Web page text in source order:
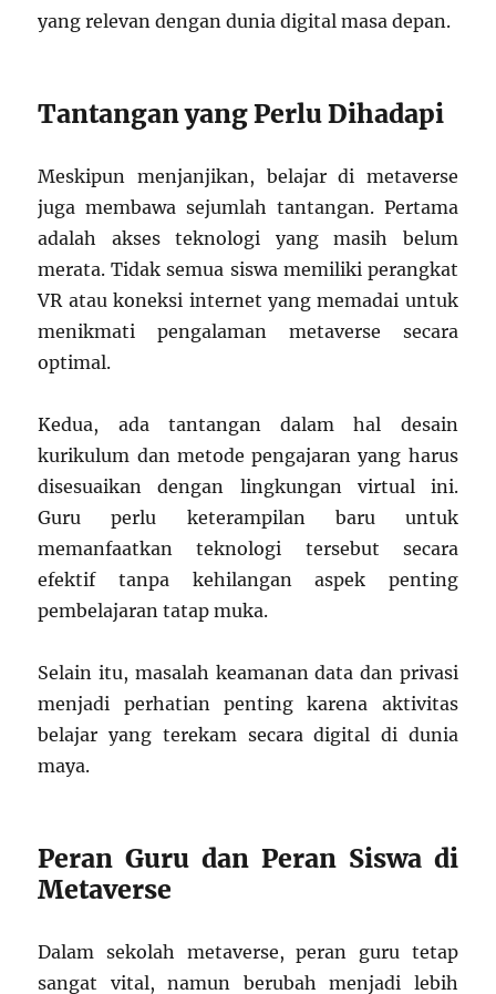
yang relevan dengan dunia digital masa depan.
Tantangan yang Perlu Dihadapi
Meskipun menjanjikan, belajar di metaverse
juga membawa sejumlah tantangan. Pertama
adalah akses teknologi yang masih belum
merata. Tidak semua siswa memiliki perangkat
VR atau koneksi internet yang memadai untuk
menikmati pengalaman metaverse secara
optimal.
Kedua, ada tantangan dalam hal desain
kurikulum dan metode pengajaran yang harus
disesuaikan dengan lingkungan virtual ini.
Guru perlu keterampilan baru untuk
memanfaatkan teknologi tersebut secara
efektif tanpa kehilangan aspek penting
pembelajaran tatap muka.
Selain itu, masalah keamanan data dan privasi
menjadi perhatian penting karena aktivitas
belajar yang terekam secara digital di dunia
maya.
Peran Guru dan Peran Siswa di
Metaverse
Dalam sekolah metaverse, peran guru tetap
sangat vital, namun berubah menjadi lebih